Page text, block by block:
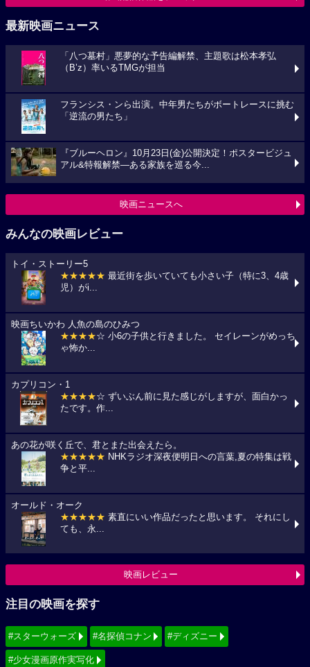
最新映画ニュース
「八つ墓村」悪夢的な予告編解禁、主題歌は松本孝弘
（B’z）率いるTMGが担当
フランシス・ンら出演。中年男たちがボートレースに挑む
「逆流の男たち」
『ブルーヘロン』10月23日(金)公開決定！ポスタービジュ
アル&特報解禁―ある家族を巡る今...
映画ニュースへ
みんなの映画レビュー
トイ・ストーリー5
★★★★★ 最近街を歩いていても小さい子（特に3、4歳
児）がi...
映画ちいかわ 人魚の島のひみつ
★★★★☆ 小6の子供と行きました。 セイレーンがめっち
ゃ怖か...
カプリコン・1
★★★★☆ ずいぶん前に見た感じがしますが、面白かっ
たです。作...
あの花が咲く丘で、君とまた出会えたら。
★★★★★ NHKラジオ深夜便明日への言葉,夏の特集は戦
争と平...
オールド・オーク
★★★★★ 素直にいい作品だったと思います。 それにし
ても、永...
映画レビュー
注目の映画を探す
#スターウォーズ #名探偵コナン #ディズニー
#少女漫画原作実写化